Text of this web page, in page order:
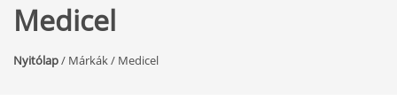
Medicel
Nyitólap/ Márkák/ Medicel